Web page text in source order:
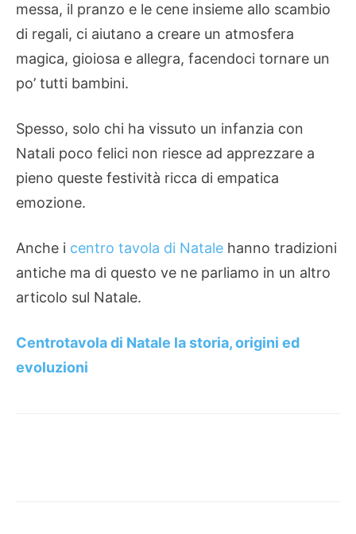
messa, il pranzo e le cene insieme allo scambio
di regali, ci aiutano a creare un atmosfera
magica, gioiosa e allegra, facendoci tornare un
po’ tutti bambini.
Spesso, solo chi ha vissuto un infanzia con
Natali poco felici non riesce ad apprezzare a
pieno queste festività ricca di empatica
emozione.
Anche i centro tavola di Natale hanno tradizioni
antiche ma di questo ve ne parliamo in un altro
articolo sul Natale.
Centrotavola di Natale la storia, origini ed
evoluzioni